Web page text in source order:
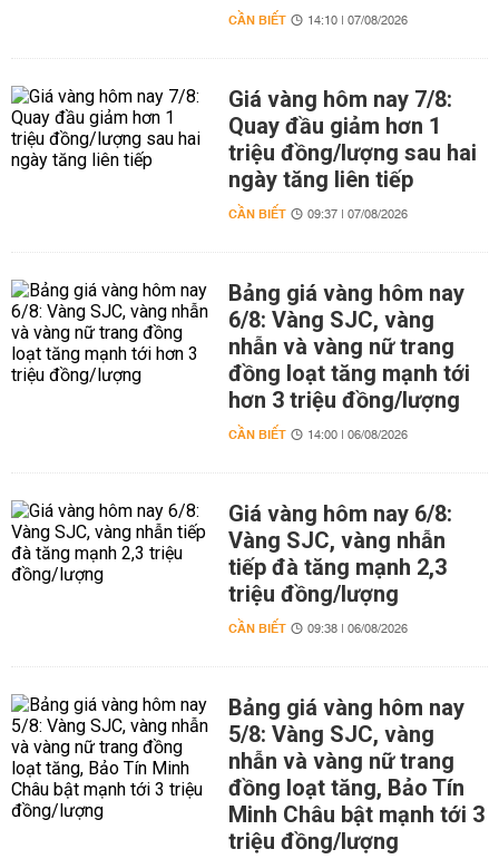
CẦN BIẾT 14:10 | 07/08/2026
Giá vàng hôm nay 7/8:
Quay đầu giảm hơn 1
triệu đồng/lượng sau hai
ngày tăng liên tiếp
CẦN BIẾT 09:37 | 07/08/2026
Bảng giá vàng hôm nay
6/8: Vàng SJC, vàng
nhẫn và vàng nữ trang
đồng loạt tăng mạnh tới
hơn 3 triệu đồng/lượng
CẦN BIẾT 14:00 | 06/08/2026
Giá vàng hôm nay 6/8:
Vàng SJC, vàng nhẫn
tiếp đà tăng mạnh 2,3
triệu đồng/lượng
CẦN BIẾT 09:38 | 06/08/2026
Bảng giá vàng hôm nay
5/8: Vàng SJC, vàng
nhẫn và vàng nữ trang
đồng loạt tăng, Bảo Tín
Minh Châu bật mạnh tới 3
triệu đồng/lượng